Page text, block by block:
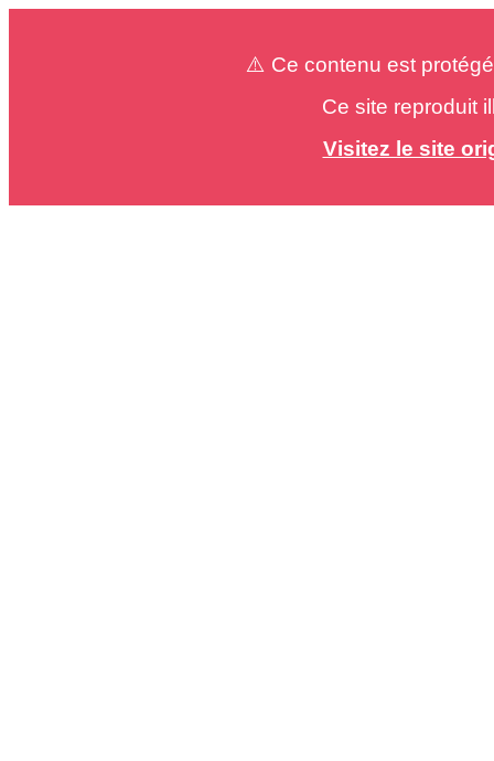
⚠️ Ce contenu est
Ce site reproduit
Visitez le site